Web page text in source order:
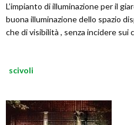
L’impianto di illuminazione per il
buona illuminazione dello spazio
che di visibilità , senza incidere
scivoli